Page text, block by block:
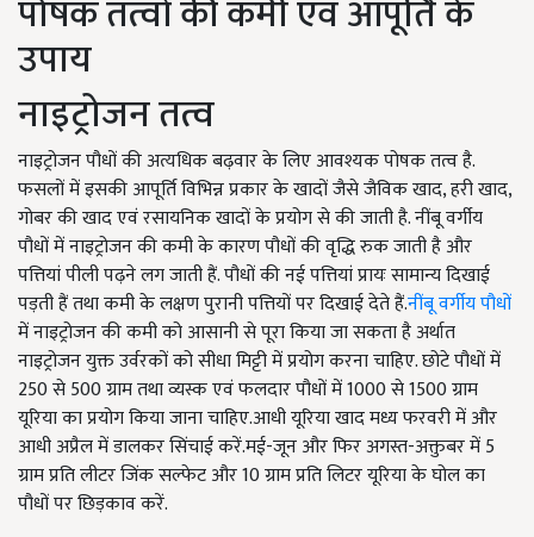
पोषक तत्वों की कमी एवं आपूर्ति के
उपाय
नाइट्रोजन तत्व
नाइट्रोजन पौधों की अत्यधिक बढ़वार के लिए आवश्यक पोषक तत्व है.
फसलों में इसकी आपूर्ति विभिन्न प्रकार के खादों जैसे जैविक खाद, हरी खाद,
गोबर की खाद एवं रसायनिक खादों के प्रयोग से की जाती है. नींबू वर्गीय
पौधों में नाइट्रोजन की कमी के कारण पौधों की वृद्धि रुक जाती है और
पत्तियां पीली पढ़ने लग जाती हैं. पौधों की नई पत्तियां प्रायः सामान्य दिखाई
पड़ती हैं तथा कमी के लक्षण पुरानी पत्तियों पर दिखाई देते हैं.नींबू वर्गीय पौधों
में नाइट्रोजन की कमी को आसानी से पूरा किया जा सकता है अर्थात
नाइट्रोजन युक्त उर्वरकों को सीधा मिट्टी में प्रयोग करना चाहिए. छोटे पौधों में
250 से 500 ग्राम तथा व्यस्क एवं फलदार पौधों में 1000 से 1500 ग्राम
यूरिया का प्रयोग किया जाना चाहिए.आधी यूरिया खाद मध्य फरवरी में और
आधी अप्रैल में डालकर सिंचाई करें.मई-जून और फिर अगस्त-अक्तुबर में 5
ग्राम प्रति लीटर जिंक सल्फेट और 10 ग्राम प्रति लिटर यूरिया के घोल का
पौधों पर छिड़काव करें.